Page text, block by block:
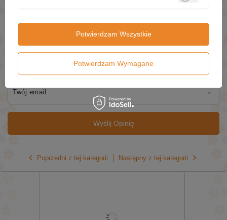
Twój email
Wyślij Opinię
Poprzedni z tej kategorii Następny z tej kategorii
Potwierdzam Wymagane
Potwierdzam Wszystkie